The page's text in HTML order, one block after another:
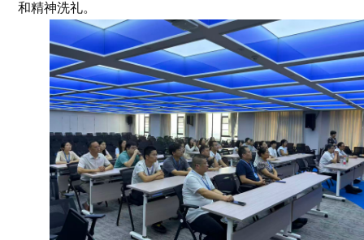
和精神洗礼。